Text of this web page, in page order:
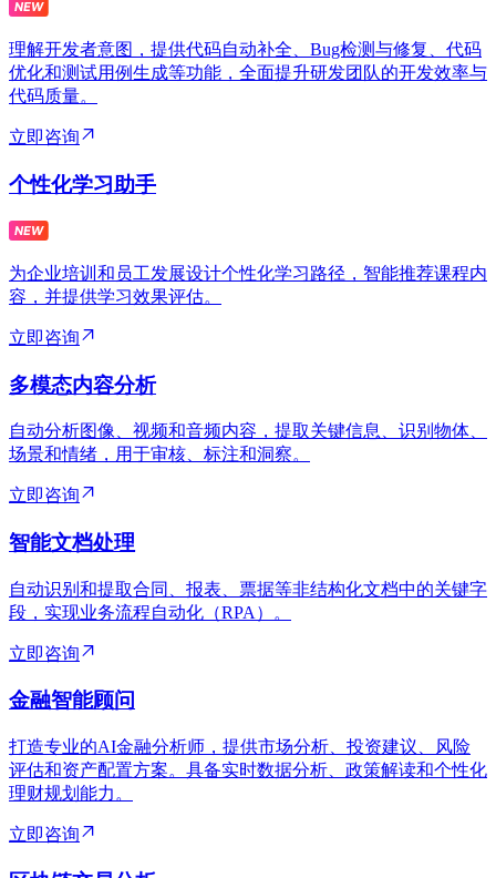
理解开发者意图，提供代码自动补全、Bug检测与修复、代码
优化和测试用例生成等功能，全面提升研发团队的开发效率与
代码质量。
立即咨询
个性化学习助手
为企业培训和员工发展设计个性化学习路径，智能推荐课程内
容，并提供学习效果评估。
立即咨询
多模态内容分析
自动分析图像、视频和音频内容，提取关键信息、识别物体、
场景和情绪，用于审核、标注和洞察。
立即咨询
智能文档处理
自动识别和提取合同、报表、票据等非结构化文档中的关键字
段，实现业务流程自动化（RPA）。
立即咨询
金融智能顾问
打造专业的AI金融分析师，提供市场分析、投资建议、风险
评估和资产配置方案。具备实时数据分析、政策解读和个性化
理财规划能力。
立即咨询